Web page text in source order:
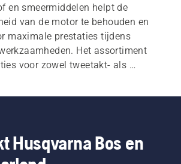
en smeermiddelen helpt de
van de motor te behouden en
maximale prestaties tijdens
Het assortiment
voor zowel tweetakt- als
accessoires.
Husqvarna Bos en